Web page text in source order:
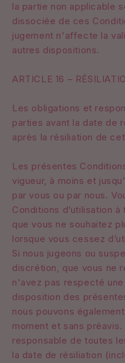
la partie non applicable
dissociée de ces
jugement n'affecte la
autres dispositions.
ARTICLE 16 –
Les obligations et
parties avant la date de
après la résiliation de
Les présentes
vigueur, à moins et
par vous ou par nous.
Conditions d’utilisation
que vous ne souhaitez
lorsque vous cessez
Si nous jugeons ou
discrétion, que vous ne
n'avez pas respecté
disposition des
nous pouvons
moment et sans
responsable de toutes
la date de résiliation